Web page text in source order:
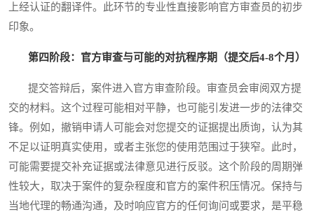
上经认证的翻译件。此环节的专业性直接影响官方审查员的初步
印象。
第四阶段：官方审查与可能的对抗程序期（提交后4-8个月）
提交答辩后，案件进入官方审查阶段。审查员会审阅双方提
交的材料。这个过程可能相对平静，也可能引发进一步的法律交
锋。例如，撤销申请人可能会对您提交的证据提出质询，认为其
不足以证明真实使用，或者主张您的使用范围过于狭窄。此时，
可能需要提交补充证据或法律意见进行反驳。这个阶段的周期弹
性较大，取决于案件的复杂程度和官方的案件积压情况。保持与
当地代理的畅通沟通，及时响应官方的任何询问或要求，是平稳